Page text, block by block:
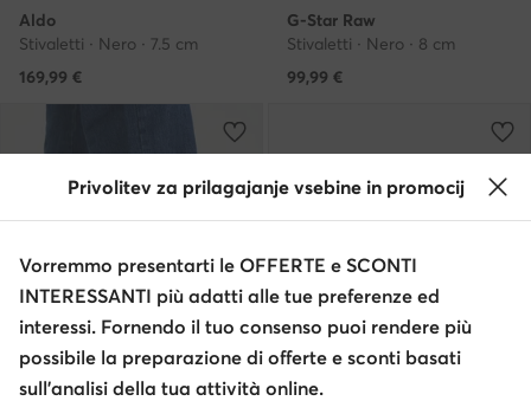
Aldo
Stivaletti · Nero · 7.5 cm
169,99 €
G-Star Raw
Stivaletti · Nero · 8 cm
99,99 €
Privolitev za prilagajanje vsebine in promocij
Vorremmo presentarti le OFFERTE e SCONTI
INTERESSANTI più adatti alle tue preferenze ed
interessi. Fornendo il tuo consenso puoi rendere più
possibile la preparazione di offerte e sconti basati
sull’analisi della tua attività online.